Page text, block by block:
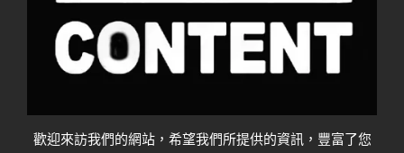
歡迎來訪我們的網站，希望我們所提供的資訊，豐富了您